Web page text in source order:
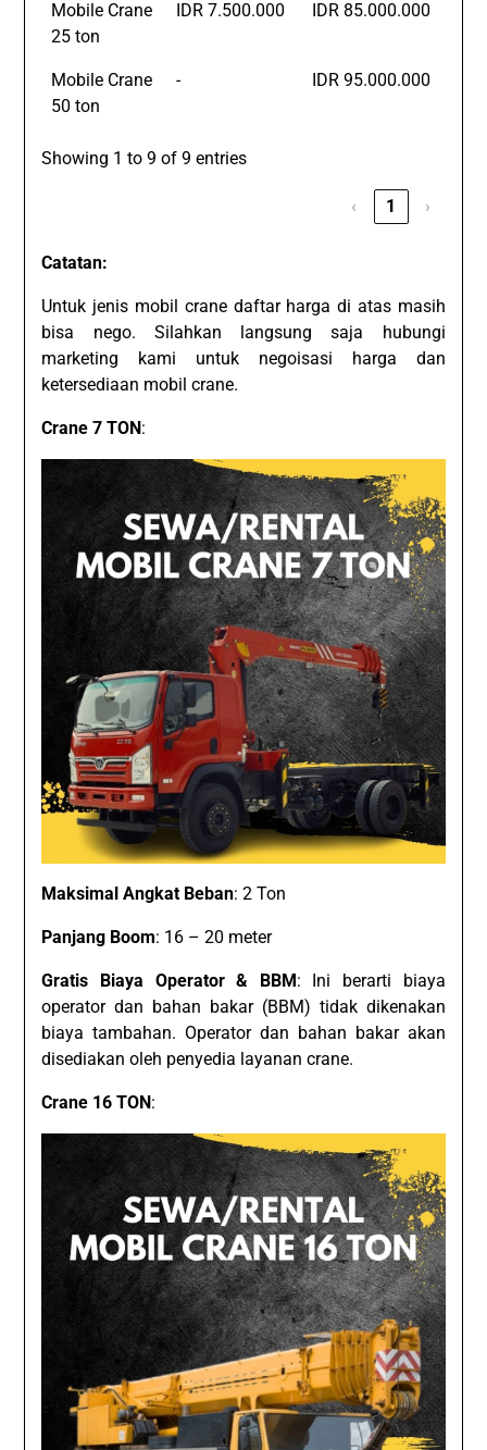
Mobile Crane
25 ton
IDR 7.500.000 IDR 85.000.000
Mobile Crane
50 ton
- IDR 95.000.000
Showing 1 to 9 of 9 entries
‹ 1 ›
Catatan:
Untuk jenis mobil crane daftar harga di atas masih
bisa nego. Silahkan langsung saja hubungi
marketing kami untuk negoisasi harga dan
ketersediaan mobil crane.
Crane 7 TON :
Maksimal Angkat Beban: 2 Ton
Panjang Boom: 16 – 20 meter
Gratis Biaya Operator & BBM: Ini berarti biaya
operator dan bahan bakar (BBM) tidak dikenakan
biaya tambahan. Operator dan bahan bakar akan
disediakan oleh penyedia layanan crane.
Crane 16 TON: